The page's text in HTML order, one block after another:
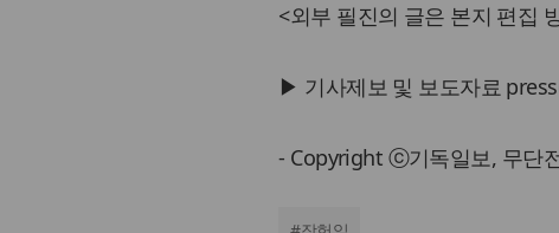
<외부 필진의 글은 본지 편집
▶ 기사제보 및 보도자료
- Copyright ⓒ기독일보, 무단